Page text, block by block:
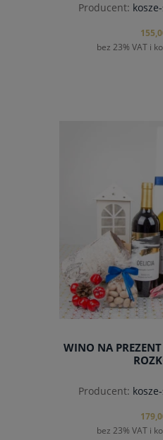
Producent:
bez 23% VAT i
WINO NA
Producent:
bez 23% VAT i